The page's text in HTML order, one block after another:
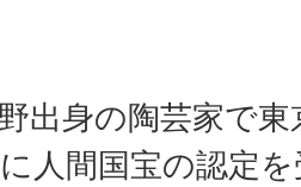
出身の陶芸家で
人間国宝の認定